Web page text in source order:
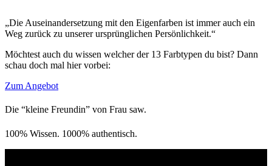
„Die Auseinandersetzung mit den Eigenfarben ist immer auch ein
Weg zurück zu unserer ursprünglichen Persönlichkeit.“
Möchtest auch du wissen welcher der 13 Farbtypen du bist? Dann
schau doch mal hier vorbei:
Zum Angebot
Die “kleine Freundin” von Frau saw.
100% Wissen. 1000% authentisch.